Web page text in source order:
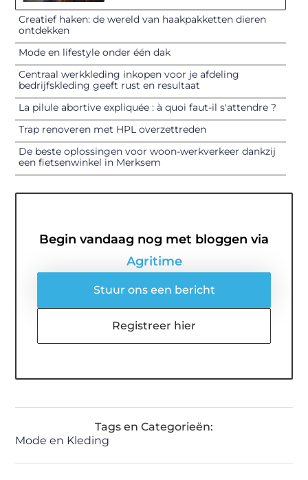
Creatief haken: de wereld van haakpakketten dieren
ontdekken
Mode en lifestyle onder één dak
Centraal werkkleding inkopen voor je afdeling
bedrijfskleding geeft rust en resultaat
La pilule abortive expliquée : à quoi faut-il s'attendre ?
Trap renoveren met HPL overzettreden
De beste oplossingen voor woon-werkverkeer dankzij
een fietsenwinkel in Merksem
Begin vandaag nog met bloggen via
Agritime
Stuur ons een bericht
Registreer hier
Tags en Categorieën:
Mode en Kleding